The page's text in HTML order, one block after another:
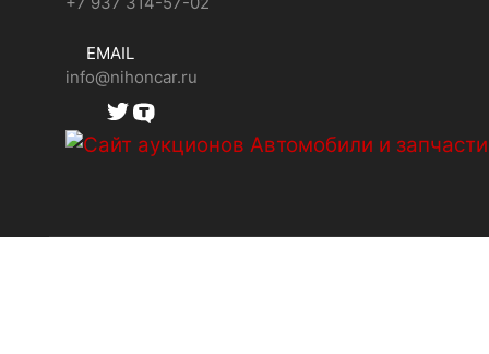
EMAIL
info@nihoncar.ru